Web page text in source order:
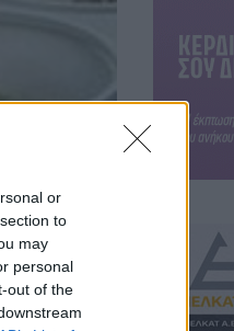
or
to
may
personal
out of the